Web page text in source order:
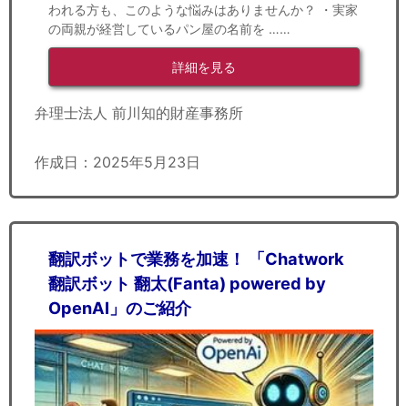
われる方も、このような悩みはありませんか？ ・実家
の両親が経営しているパン屋の名前を ……
詳細を見る
弁理士法人 前川知的財産事務所
作成日：2025年5月23日
翻訳ボットで業務を加速！ 「Chatwork
翻訳ボット 翻太(Fanta) powered by
OpenAI」のご紹介